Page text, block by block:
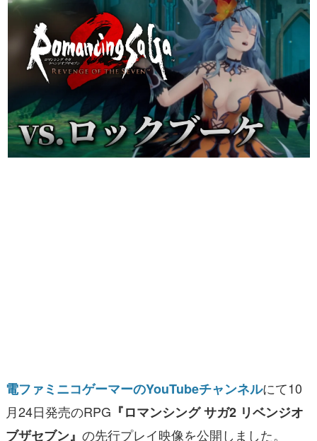
ゲームが変えた日本語
「経験値」「裏技」「ラスボス」… ゲームにまつわる言葉
の起源や用法の変遷を、コンピューター文化史研究家・タ
イニーP氏が徹底調査。
カテゴリ
特集記事
マンガ
電ファミニコゲーマーのYouTubeチャンネルにて10
月24日発売のRPG 『ロマンシング サガ2 リベンジオ
ブザセブン』 の先行プレイ映像を公開しました。